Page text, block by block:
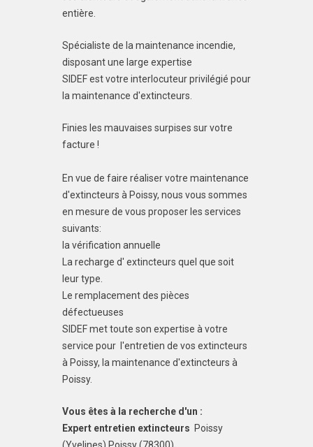
entière.
Spécialiste de la maintenance incendie,
disposant une large expertise
SIDEF est votre interlocuteur privilégié pour
la maintenance d'extincteurs.
Finies les mauvaises surpises sur votre
facture !
En vue de faire réaliser votre maintenance
d'extincteurs à Poissy, nous vous sommes
en mesure de vous proposer les services
suivants:
la vérification annuelle
La recharge d' extincteurs quel que soit
leur type.
Le remplacement des pièces
défectueuses
SIDEF met toute son expertise à votre
service pour l'entretien de vos extincteurs
à Poissy, la maintenance d'extincteurs à
Poissy.
Vous êtes à la recherche d'un :
Expert entretien extincteurs Poissy